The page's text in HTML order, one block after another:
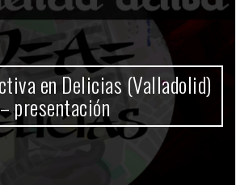
Gobierno Milei